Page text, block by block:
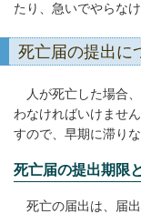
たり、急いでやらな
死亡届の提出に
人が死亡した場合
わなければいけませ
すので、早期に滞り
死亡届の提出期限
死亡の届出は、届